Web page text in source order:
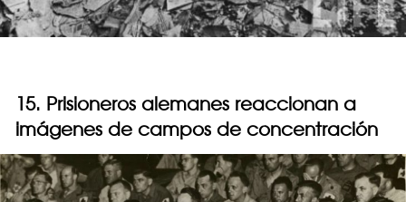
15. Prisioneros alemanes reaccionan a
imágenes de campos de concentración